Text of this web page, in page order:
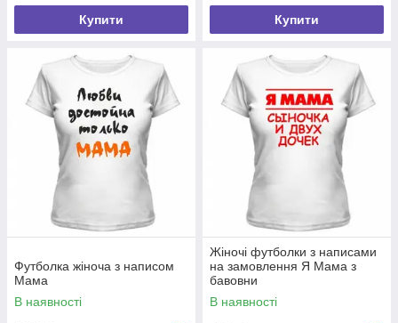
Купити Купити
Футболка жіноча з написом
Мама
В наявності
Жіночі футболки з написами
на замовлення Я Мама з
бавовни
В наявності